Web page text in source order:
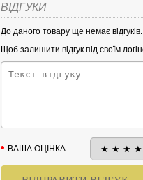
ВІДГУКИ
До даного товару ще немає
Щоб залишити відгук під своїм
ВАША ОЦІНКА